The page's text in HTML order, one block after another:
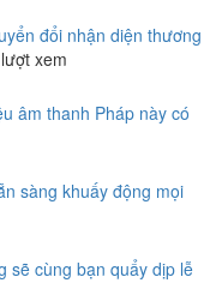
đổi nhận diện thương
xem
âm thanh Pháp này có
sàng khuấy động mọi
sẽ cùng bạn quẩy dịp lễ